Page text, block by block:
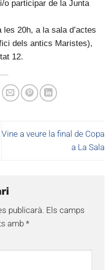
o participar de la Junta
les 20h, a la sala d’actes
dels antics Maristes),
12.
Vine a veure la final de Copa
a La Sala
publicarà. Els camps
amb*